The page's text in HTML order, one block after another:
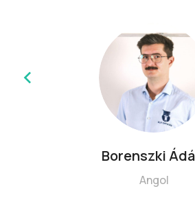
Csete Patrik
Digitális Kultúra